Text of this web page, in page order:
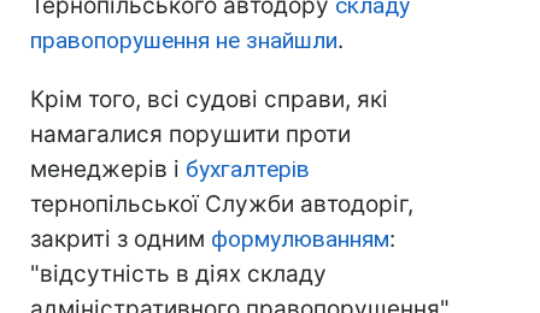
правопорушення не знайшли.
Крім того, всі судові справи, які
намагалися порушити проти
менеджерів і бухгалтерів
тернопільської Служби автодоріг,
закриті з одним формулюванням:
"відсутність в діях складу